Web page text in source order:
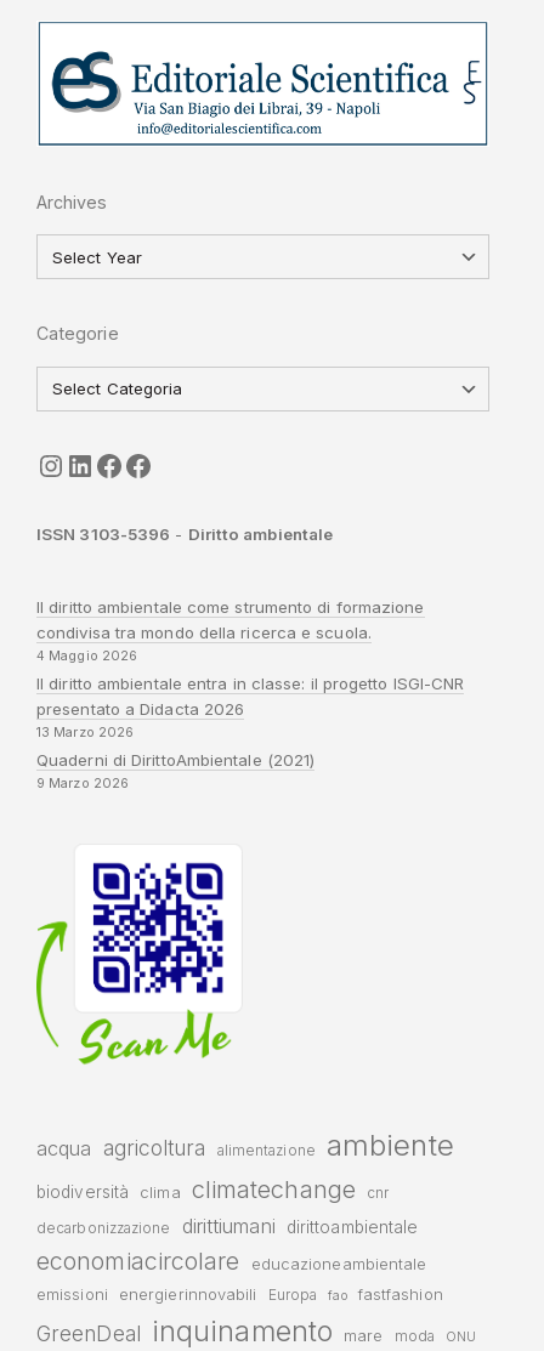
Archives
Categorie
seguici
LinkedIn
ISGI-CNRSapienza
ISSN 3103-5396 - Diritto ambientale
Il diritto ambientale come strumento di formazione
condivisa tra mondo della ricerca e scuola.
4 Maggio 2026
Il diritto ambientale entra in classe: il progetto ISGI-CNR
presentato a Didacta 2026
13 Marzo 2026
Quaderni di DirittoAmbientale (2021)
9 Marzo 2026
acqua agricoltura alimentazione ambiente
biodiversità clima climatechange cnr
decarbonizzazione dirittiumani dirittoambientale
economiacircolare
educazioneambientale
emissioni
energierinnovabili Europa fao fastfashion
GreenDeal inquinamento mare moda ONU